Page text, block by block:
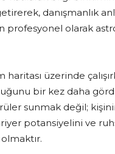
danışmanlık
profesyonel olarak
üzerinde
bir kez daha
sunmak değil;
potansiyelini ve